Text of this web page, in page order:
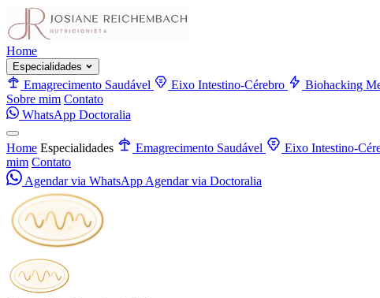
Home
Especialidades
Emagrecimento Saudável Eixo Intestino-Cérebro Biohacking
Sobre mim Contato
WhatsApp Doctoralia
Home Especialidades Emagrecimento Saudável Eixo Intestino-
mim Contato
Agendar via WhatsApp Agendar via Doctoralia